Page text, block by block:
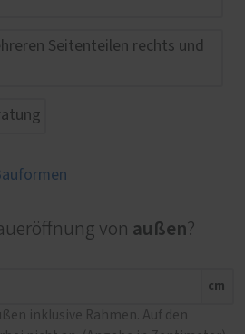
von außen?
cm
inklusive Rahmen. Auf den